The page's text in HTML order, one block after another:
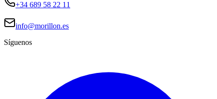
+34 689 58 22 11
info@morillon.es
Síguenos